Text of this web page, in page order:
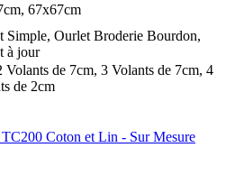
67x67cm
Simple, Ourlet Broderie Bourdon,
à jour
Volants de 7cm, 3 Volants de 7cm, 4
de 2cm
Coton et Lin - Sur Mesure